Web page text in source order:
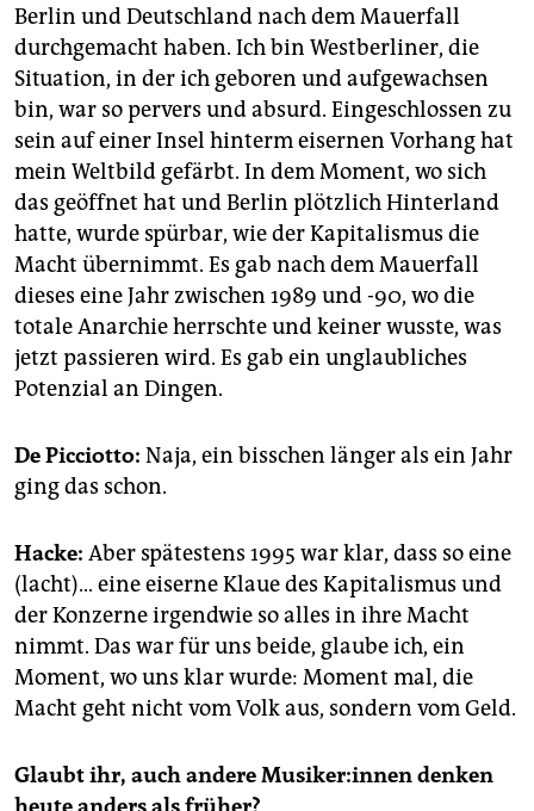
Berlin und Deutschland nach dem Mauerfall
durchgemacht haben. Ich bin Westberliner, die
Situation, in der ich geboren und aufgewachsen
bin, war so pervers und absurd. Eingeschlossen zu
sein auf einer Insel hinterm eisernen Vorhang hat
mein Weltbild gefärbt. In dem Moment, wo sich
das geöffnet hat und Berlin plötzlich Hinterland
hatte, wurde spürbar, wie der Kapitalismus die
Macht übernimmt. Es gab nach dem Mauerfall
dieses eine Jahr zwischen 1989 und -90, wo die
totale Anarchie herrschte und keiner wusste, was
jetzt passieren wird. Es gab ein unglaubliches
Potenzial an Dingen.
De Picciotto: Naja, ein bisschen länger als ein Jahr
ging das schon.
Hacke: Aber spätestens 1995 war klar, dass so eine
(lacht)… eine eiserne Klaue des Kapitalismus und
der Konzerne irgendwie so alles in ihre Macht
nimmt. Das war für uns beide, glaube ich, ein
Moment, wo uns klar wurde: Moment mal, die
Macht geht nicht vom Volk aus, sondern vom Geld.
Glaubt ihr, auch andere Mu­si­ke­r:in­nen denken